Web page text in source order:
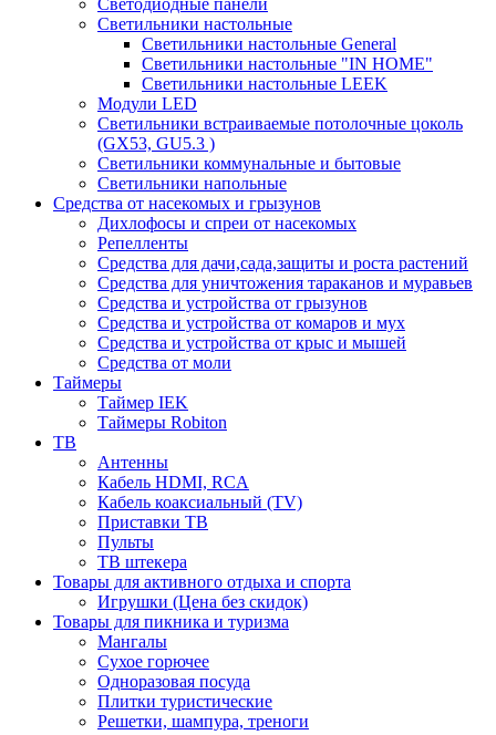
Светодиодные панели
Cветильники настольные
Светильники настольные General
Светильники настольные "IN HOME"
Светильники настольные LEEK
Модули LED
Светильники встраиваемые потолочные цоколь
(GX53, GU5.3 )
Светильники коммунальные и бытовые
Светильники напольные
Средства от насекомых и грызунов
Дихлофосы и спреи от насекомых
Репелленты
Средства для дачи,сада,защиты и роста растений
Средства для уничтожения тараканов и муравьев
Средства и устройства от грызунов
Средства и устройства от комаров и мух
Средства и устройства от крыс и мышей
Средства от моли
Таймеры
Таймер IEK
Таймеры Robiton
ТВ
Антенны
Кабель HDMI, RCA
Кабель коаксиальный (TV)
Приставки ТВ
Пульты
ТВ штекера
Товары для активного отдыха и спорта
Игрушки (Цена без скидок)
Товары для пикника и туризма
Мангалы
Сухое горючее
Одноразовая посуда
Плитки туристические
Решетки, шампура, треноги